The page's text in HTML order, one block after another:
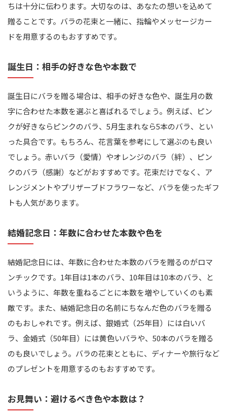
ちは十分に伝わります。大切なのは、あなたの想いを込めて
贈ることです。バラの花束と一緒に、指輪やメッセージカー
ドを用意するのもおすすめです。
誕生日：相手の好きな色や本数で
誕生日にバラを贈る場合は、相手の好きな色や、誕生月の数
字に合わせた本数を選ぶと喜ばれるでしょう。例えば、ピン
クが好きならピンクのバラ、5月生まれなら5本のバラ、とい
った具合です。もちろん、花言葉を参考にして選ぶのも良い
でしょう。赤いバラ（愛情）やオレンジのバラ（絆）、ピン
クのバラ（感謝）などがおすすめです。花束だけでなく、ア
レンジメントやプリザーブドフラワーなど、バラを使ったギフ
トも人気があります。
結婚記念日：年数に合わせた本数や色を
結婚記念日には、年数に合わせた本数のバラを贈るのがロマ
ンチックです。1年目は1本のバラ、10年目は10本のバラ、と
いうように、年数を重ねるごとに本数を増やしていくのも素
敵です。また、結婚記念日の名前にちなんだ色のバラを贈る
のもおしゃれです。例えば、銀婚式（25年目）には白いバ
ラ、金婚式（50年目）には黄色いバラや、50本のバラを贈る
のも良いでしょう。バラの花束とともに、ディナーや旅行など
のプレゼントを用意するのもおすすめです。
お見舞い：避けるべき色や本数は？